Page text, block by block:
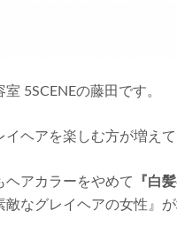
5SCENEの藤田です。
ヘアを楽しむ方が増えて
ヘアカラーをやめて 『白
なグレイヘアの女性』が